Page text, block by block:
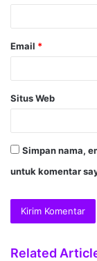
Email *
Situs Web
Simpan nama,
untuk komentar
Related